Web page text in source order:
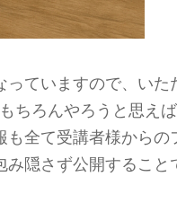
ていますので、いた
ちろんやろうと思え
全て受講者様からの
隠さず公開すること